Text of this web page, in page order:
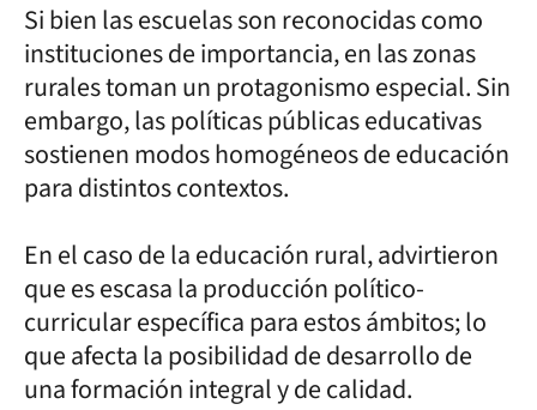
Si bien las escuelas son reconocidas como
instituciones de importancia, en las zonas
rurales toman un protagonismo especial. Sin
embargo, las políticas públicas educativas
sostienen modos homogéneos de educación
para distintos contextos.
En el caso de la educación rural, advirtieron
que es escasa la producción político-
curricular específica para estos ámbitos; lo
que afecta la posibilidad de desarrollo de
una formación integral y de calidad.